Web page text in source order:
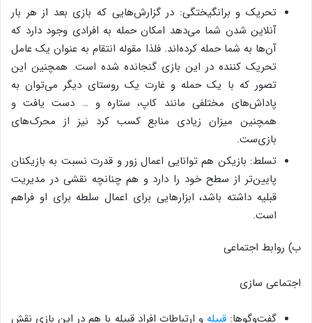
تحریک و برانگیختگی: در گزارش‌هایی که بازی بعد از هر بار
آنلاین شدن شما می‌دهد امکان حمله به افرادی وجود دارد که
آن‌ها به شما حمله کرده‌اند. فلذا مقوله انتقام به عنوان یک عامل
تحریک کننده در این بازی گنجانده شده است. همچنین این
تصور که با یک حمله و غارت یک روستای دیگر می‌توان به
پاداش‌های مختلفی مانند کاپ، ستاره و … دست یافت و
همچنین میزان زیادی منابع کسب کرد نیز از محرک‌های
بازی‌ست.
تسلط: بازیکن هم توانایی اعمال زور و قدرت نسبت به بازیکنان
پایین‌تر از سطح خود را دارد و هم چنانچه نقشی در مدیریت
قبلیه داشته باشد، ابزارهایی برای اعمال سلطه برای او فراهم
است.
ب) روابط اجتماعی
اجتماعی سازی
گفت‌وگوها:قبیله و ارتباطات افراد قبیله با هم در این بازی نقش